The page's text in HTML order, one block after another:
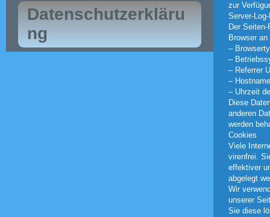
Datenschutzerkläru
ng
zur
Server-
Der
Browser
–
–
– Referrer
–
– Uhrzeit
Diese
anderen
werden
Cookies
Viele
virenfrei.
effektiver
abgelegt
Wir
unserer
Sie diese